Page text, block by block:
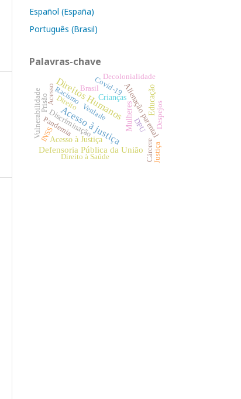
Español (España)
Português (Brasil)
Palavras-chave
Acesso à justiça
Direitos Humanos
Defensoria Pública da União
Mulheres
Alienação parental
Crianças Educação
Acesso à Justiça
Discriminação
Direito
Pandemia
Direito à Saúde
Covid-19
Verdade
DPU
Vulnerabilidade Racismo
Prisão
INSS
Brasil
Acesso
Decolonialidade
Despejos
CárcereJustiça